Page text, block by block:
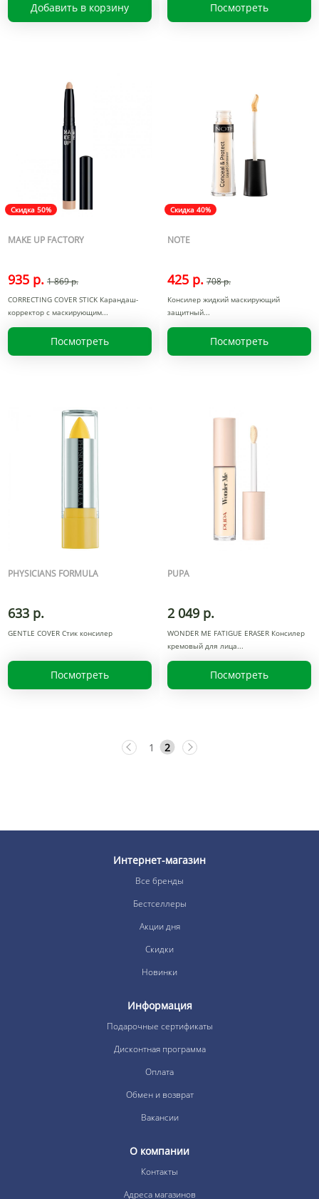
Добавить в корзину Посмотреть
Скидка 50%
MAKE UP FACTORY
935 р. 1 869 р.
CORRECTING COVER STICK Карандаш-
корректор с маскирующим
Посмотреть
Скидка 40%
NOTE
425 р. 708 р.
Консилер жидкий маскирующий
защитный
Посмотреть
PHYSICIANS FORMULA
633 р.
GENTLE COVER Стик консилер
Посмотреть
PUPA
2 049 р.
WONDER ME FATIGUE ERASER Консилер
кремовый для лица
Посмотреть
1 2
Интернет-магазин
Все бренды
Бестселлеры
Акции дня
Скидки
Новинки
Информация
Подарочные сертификаты
Дисконтная программа
Оплата
Обмен и возврат
Вакансии
О компании
Контакты
Адреса магазинов